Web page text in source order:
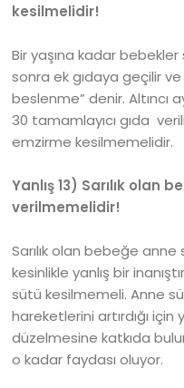
kesilmelidir!
Bir yaşına kadar
sonra ek gıdaya geçilir
beslenme” denir. Altıncı
30 tamamlayıcı gıda
emzirme kesilmemelidir.
Yanlış 13) Sarılık olan
verilmemelidir!
Sarılık olan bebeğe
kesinlikle yanlış bir
sütü kesilmemeli. Anne
hareketlerini artırdığı için
düzelmesine katkıda
o kadar faydası oluyor.